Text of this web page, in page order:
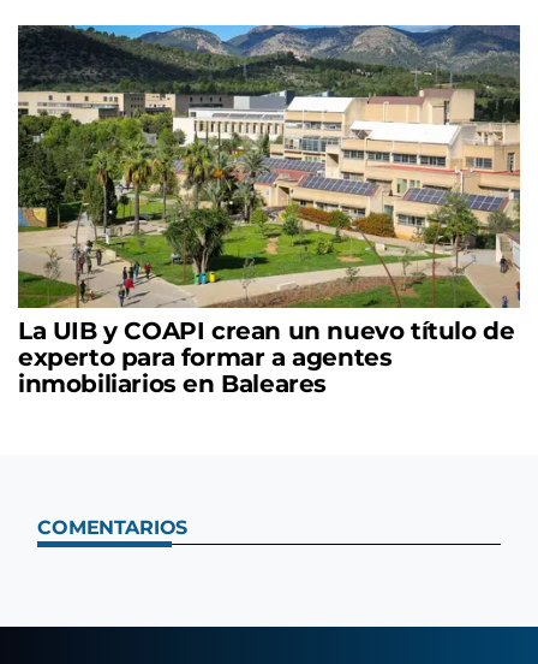
La UIB y COAPI crean un nuevo título de
experto para formar a agentes
inmobiliarios en Baleares
COMENTARIOS